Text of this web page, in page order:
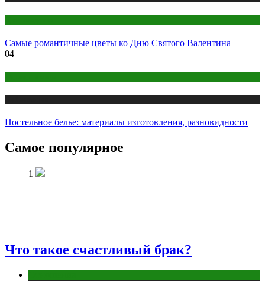
Самые романтичные цветы ко Дню Cвятого Валентина
04
Постельное белье: материалы изготовления, разновидности
Самое популярное
1
Что такое счастливый брак?